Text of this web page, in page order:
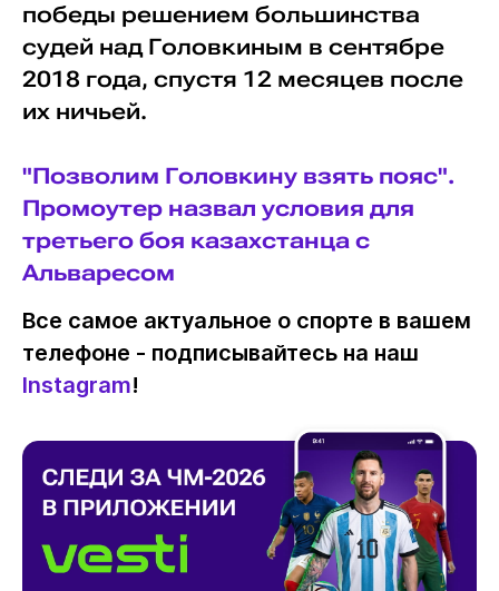
победы решением большинства
судей над Головкиным в сентябре
2018 года, спустя 12 месяцев после
их ничьей.
"Позволим Головкину взять пояс".
Промоутер назвал условия для
третьего боя казахстанца с
Альваресом
Все самое актуальное о спорте в вашем
телефоне - подписывайтесь на наш
Instagram!